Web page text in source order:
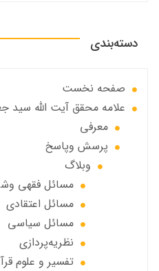
دسته‌بندی
صفحه نخست
علامه محقق آیت الله سید
معرفی
پرسش وپاسخ
وبلاگ
مسائل فقهي
مسائل اعتقادی
مسائل سياسي
نظریه‌پردازی
تفسیر و علوم